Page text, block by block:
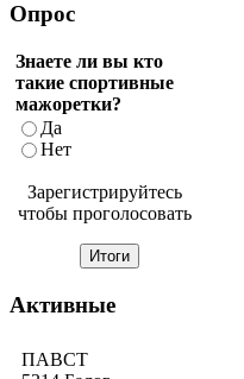
Опрос
Знаете ли вы кто
такие спортивные
мажоретки?
Да
Нет
Зарегистрируйтесь
чтобы проголосовать
Активные
ПАВСТ